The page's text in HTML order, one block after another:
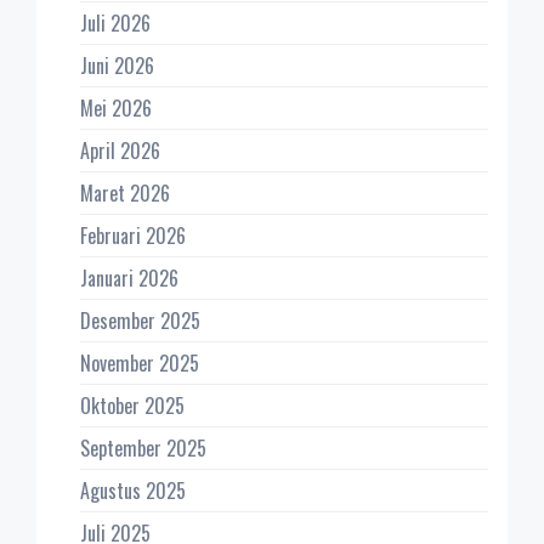
Juli 2026
Juni 2026
Mei 2026
April 2026
Maret 2026
Februari 2026
Januari 2026
Desember 2025
November 2025
Oktober 2025
September 2025
Agustus 2025
Juli 2025